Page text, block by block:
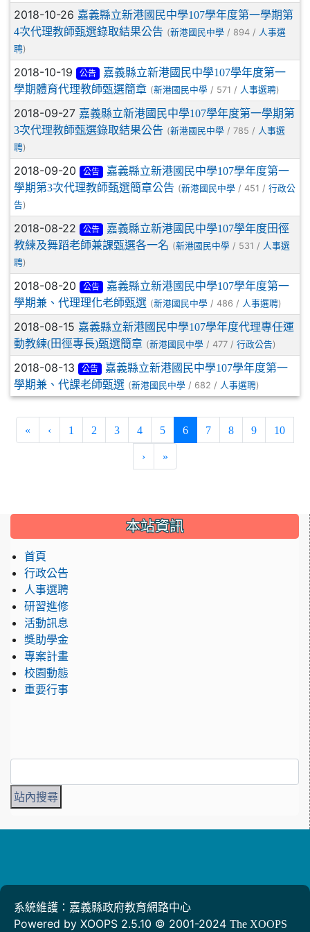
2018-10-26 嘉義縣立新港國民中學107學年度第一學期第
4次代理教師甄選錄取結果公告 (新港國民中學 / 894 / 人事選
聘)
2018-10-19 公告
嘉義縣立新港國民中學107學年度第一
學期體育代理教師甄選簡章 (新港國民中學 / 571 / 人事選聘)
2018-09-27 嘉義縣立新港國民中學107學年度第一學期第
3次代理教師甄選錄取結果公告 (新港國民中學 / 785 / 人事選
聘)
2018-09-20 公告
嘉義縣立新港國民中學107學年度第一
學期第3次代理教師甄選簡章公告 (新港國民中學 / 451 / 行政公
告)
2018-08-22 公告
嘉義縣立新港國民中學107學年度田徑
教練及舞蹈老師兼課甄選各一名 (新港國民中學 / 531 / 人事選
聘)
2018-08-20 公告
嘉義縣立新港國民中學107學年度第一
學期兼、代理理化老師甄選 (新港國民中學 / 486 / 人事選聘)
2018-08-15 嘉義縣立新港國民中學107學年度代理專任運
動教練(田徑專長)甄選簡章 (新港國民中學 / 477 / 行政公告)
2018-08-13 公告
嘉義縣立新港國民中學107學年度第一
學期兼、代課老師甄選 (新港國民中學 / 682 / 人事選聘)
« ‹ 1 2 3 4 5 6(current)
7 8 9 10
› »
::: 本站資訊
首頁
行政公告
人事選聘
研習進修
活動訊息
獎助學金
專案計畫
校園動態
重要行事
系統維護：嘉義縣政府教育網路中心
Powered by XOOPS 2.5.10 © 2001-2024 The XOOPS